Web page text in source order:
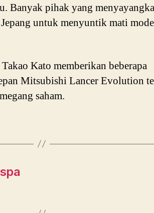
Banyak pihak yang
untuk menyuntik mati
Kato memberikan beberapa
Mitsubishi Lancer Evolution
saham.